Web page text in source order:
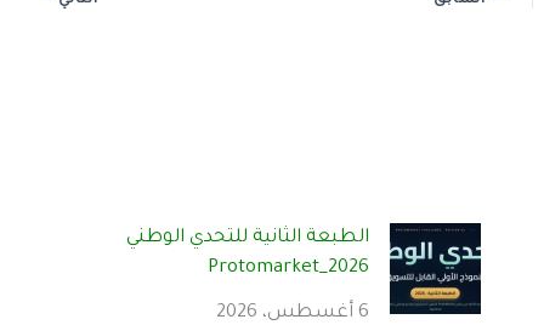
الطبعة الثانية للتحدي الوطني
Protomarket_2026
6 أغسطس، 2026